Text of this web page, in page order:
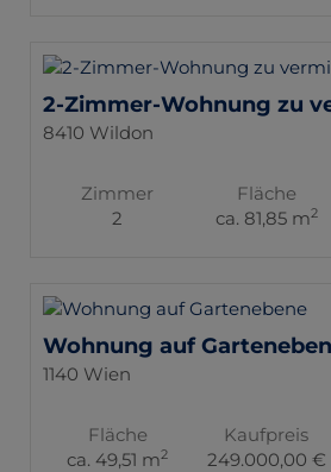
2-Zimmer-Wohnung zu
8410 Wildon
Zimmer
2
Fläche
ca. 81,85 m2
Wohnung auf
1140 Wien
Fläche
ca. 49,51 m2
Kaufpreis
249.000,00 €